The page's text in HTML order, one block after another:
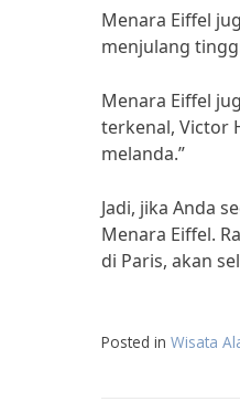
Menara Eiffel
menjulang
Menara Eiffel
terkenal, Victor
melanda.”
Jadi, jika Anda
Menara Eiffel.
di Paris, akan
Posted in Wisata